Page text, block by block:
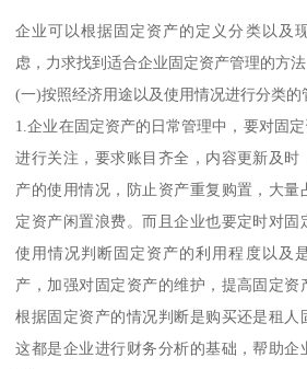
企业可以根据固定资产的定义分类以及
虑，力求找到适合企业固定资产管理的方法
(一)按照经济用途以及使用情况进行分类的
1.企业在固定资产的日常管理中，要对固
进行关注，要求账目齐全，内容更新及时
产的使用情况，防止资产重复购置，大量
定资产闲置浪费。而且企业也要定时对
使用情况判断固定资产的利用程度以及
产，加强对固定资产的维护，提高固定资
根据固定资产的情况判断是购买还是租人
这都是企业进行财务分析的基础，帮助企